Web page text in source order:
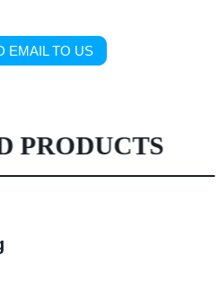
EMAIL TO US
PRODUCTS